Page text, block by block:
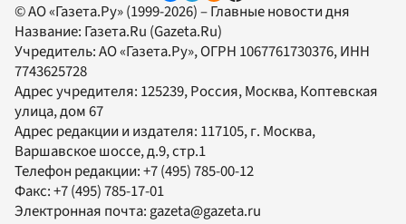
© АО «Газета.Ру» (1999-2026) – Главные новости дня
Название: Газета.Ru (Gazeta.Ru)
Учредитель:АО «Газета.Ру», ОГРН 1067761730376, ИНН
7743625728
Адрес учредителя: 125239, Россия, Москва, Коптевская
улица, дом 67
Адрес редакции и издателя: 117105, г. Москва,
Варшавское шоссе, д.9, стр.1
Телефон редакции:+7 (495) 785-00-12
Факс:+7 (495) 785-17-01
Электронная почта:gazeta@gazeta.ru